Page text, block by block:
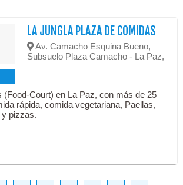
LA JUNGLA PLAZA DE COMIDAS
Av. Camacho Esquina Bueno,
Subsuelo Plaza Camacho - La Paz,
(Food-Court) en La Paz, con más de 25
rápida, comida vegetariana, Paellas,
pizzas.